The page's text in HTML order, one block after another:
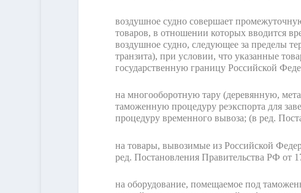
воздушное судно совершает
товаров, в отношении которых вводится
воздушное судно, следующее за пределы
транзита), при условии, что указанные
государственную границу Российской
на многооборотную тару (деревянную,
таможенную процедуру реэкспорта для
процедуру временного вывоза; (в ред.
на товары, вывозимые из Российской
ред. Постановления Правительства РФ от
на оборудование, помещаемое под